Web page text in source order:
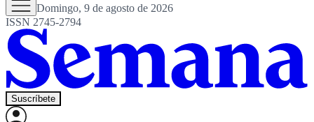
Domingo, 9 de agosto de 2026
ISSN 2745-2794
Suscríbete